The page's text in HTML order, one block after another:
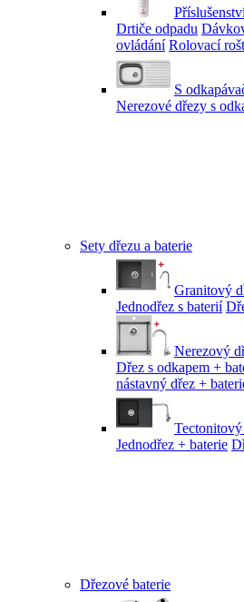
Drtiče odpadu
ovládání Rolovací
S
Nerezové dřezy s
Sety dřezu a baterie
Granitový
Jednodřez s baterií
Nerezový
Dřez s odkapem +
nástavný dřez +
Jednodřez + baterie
Dřezové baterie